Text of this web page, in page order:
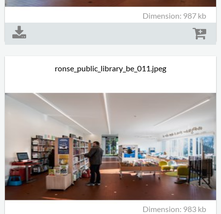
Dimension: 987 kb
ronse_public_library_be_011.jpeg
Dimension: 983 kb